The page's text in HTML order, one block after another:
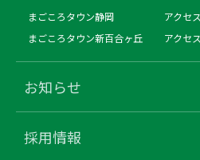
まごころタウン静岡
アクセス
まごころタウン新百合ヶ丘
アクセス
お知らせ
採用情報